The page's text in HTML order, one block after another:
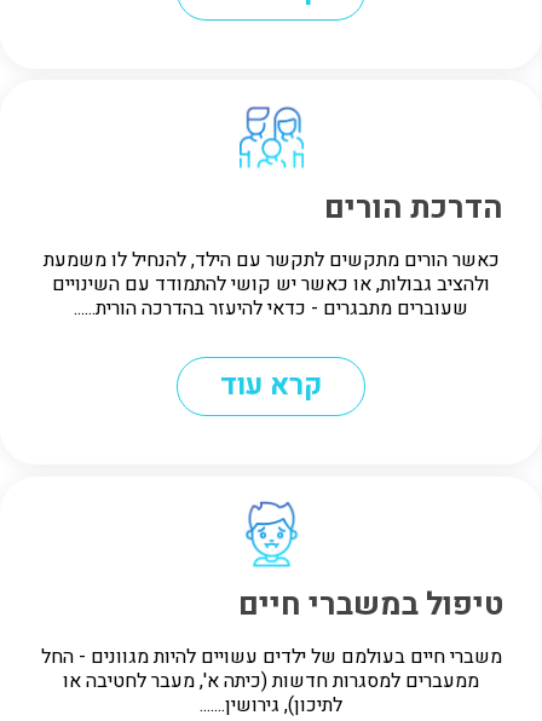
הדרכת הורים
כאשר הורים מתקשים לתקשר עם הילד, להנחיל לו משמעת
ולהציב גבולות, או כאשר יש קושי להתמודד עם השינויים
שעוברים מתבגרים - כדאי להיעזר בהדרכה הורית......
קרא עוד
טיפול במשברי חיים
משברי חיים בעולמם של ילדים עשויים להיות מגוונים - החל
ממעברים למסגרות חדשות (כיתה א', מעבר לחטיבה או
לתיכון), גירושין.......